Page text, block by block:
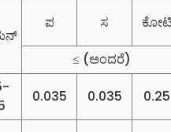
ಪ ಸ ಕೋಟಿ
≤ (ಅಂದರೆ)
0.035 0.035 0.25